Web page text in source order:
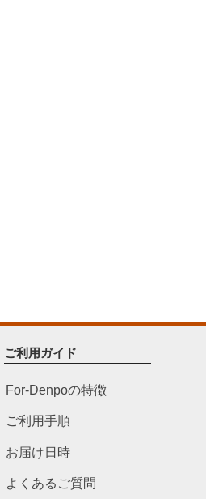
ご利用ガイド
For-Denpoの特徴
ご利用手順
お届け日時
よくあるご質問